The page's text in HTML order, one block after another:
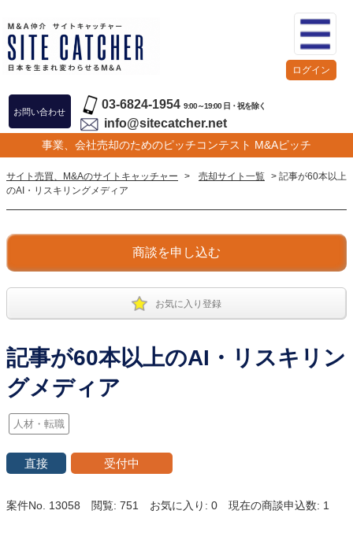
お問い合わせ
03-6824-1954 9:00～19:00 日・祝を除く
info@sitecatcher.net
事業、会社売却のためのピッチコンテスト M&Aピッチ
ログイン
サイト売買、M&Aのサイトキャッチャー > 売却サイト一覧 > 記事が60本以上
のAI・リスキリングメディア
商談を申し込む
お気に入り登録
記事が60本以上のAI・リスキリン
グメディア
人材・転職
直接 受付中
案件No. 13058 閲覧: 751 お気に入り: 0 現在の商談申込数: 1